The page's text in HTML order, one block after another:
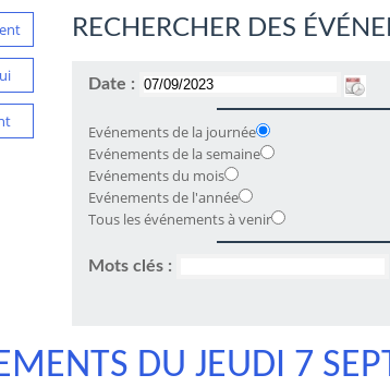
RECHERCHER DES
Date :
Evénements de la journée
Evénements de la semaine
Evénements du mois
Evénements de l'année
Tous les événements à venir
Mots clés :
DU JEUDI 7